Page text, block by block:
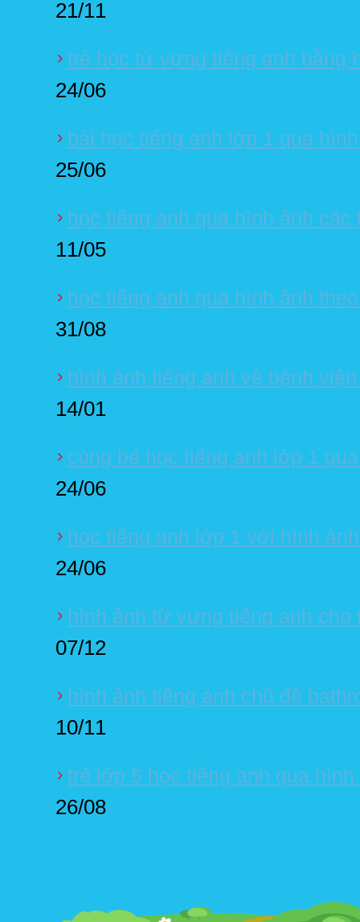
21/11
trẻ học từ vựng tiếng anh bằng
24/06
bài học tiếng anh lớp 1 qua
25/06
học tiếng anh qua hình ảnh các
11/05
học tiếng anh qua hình ảnh
31/08
hình ảnh tiếng anh về bệnh
14/01
cùng bé học tiếng anh lớp 1
24/06
học tiếng anh lớp 1 với hình
24/06
hình ảnh từ vựng tiếng anh cho
07/12
hình ảnh tiếng anh chủ đề
10/11
trẻ lớp 5 học tiếng anh qua
26/08